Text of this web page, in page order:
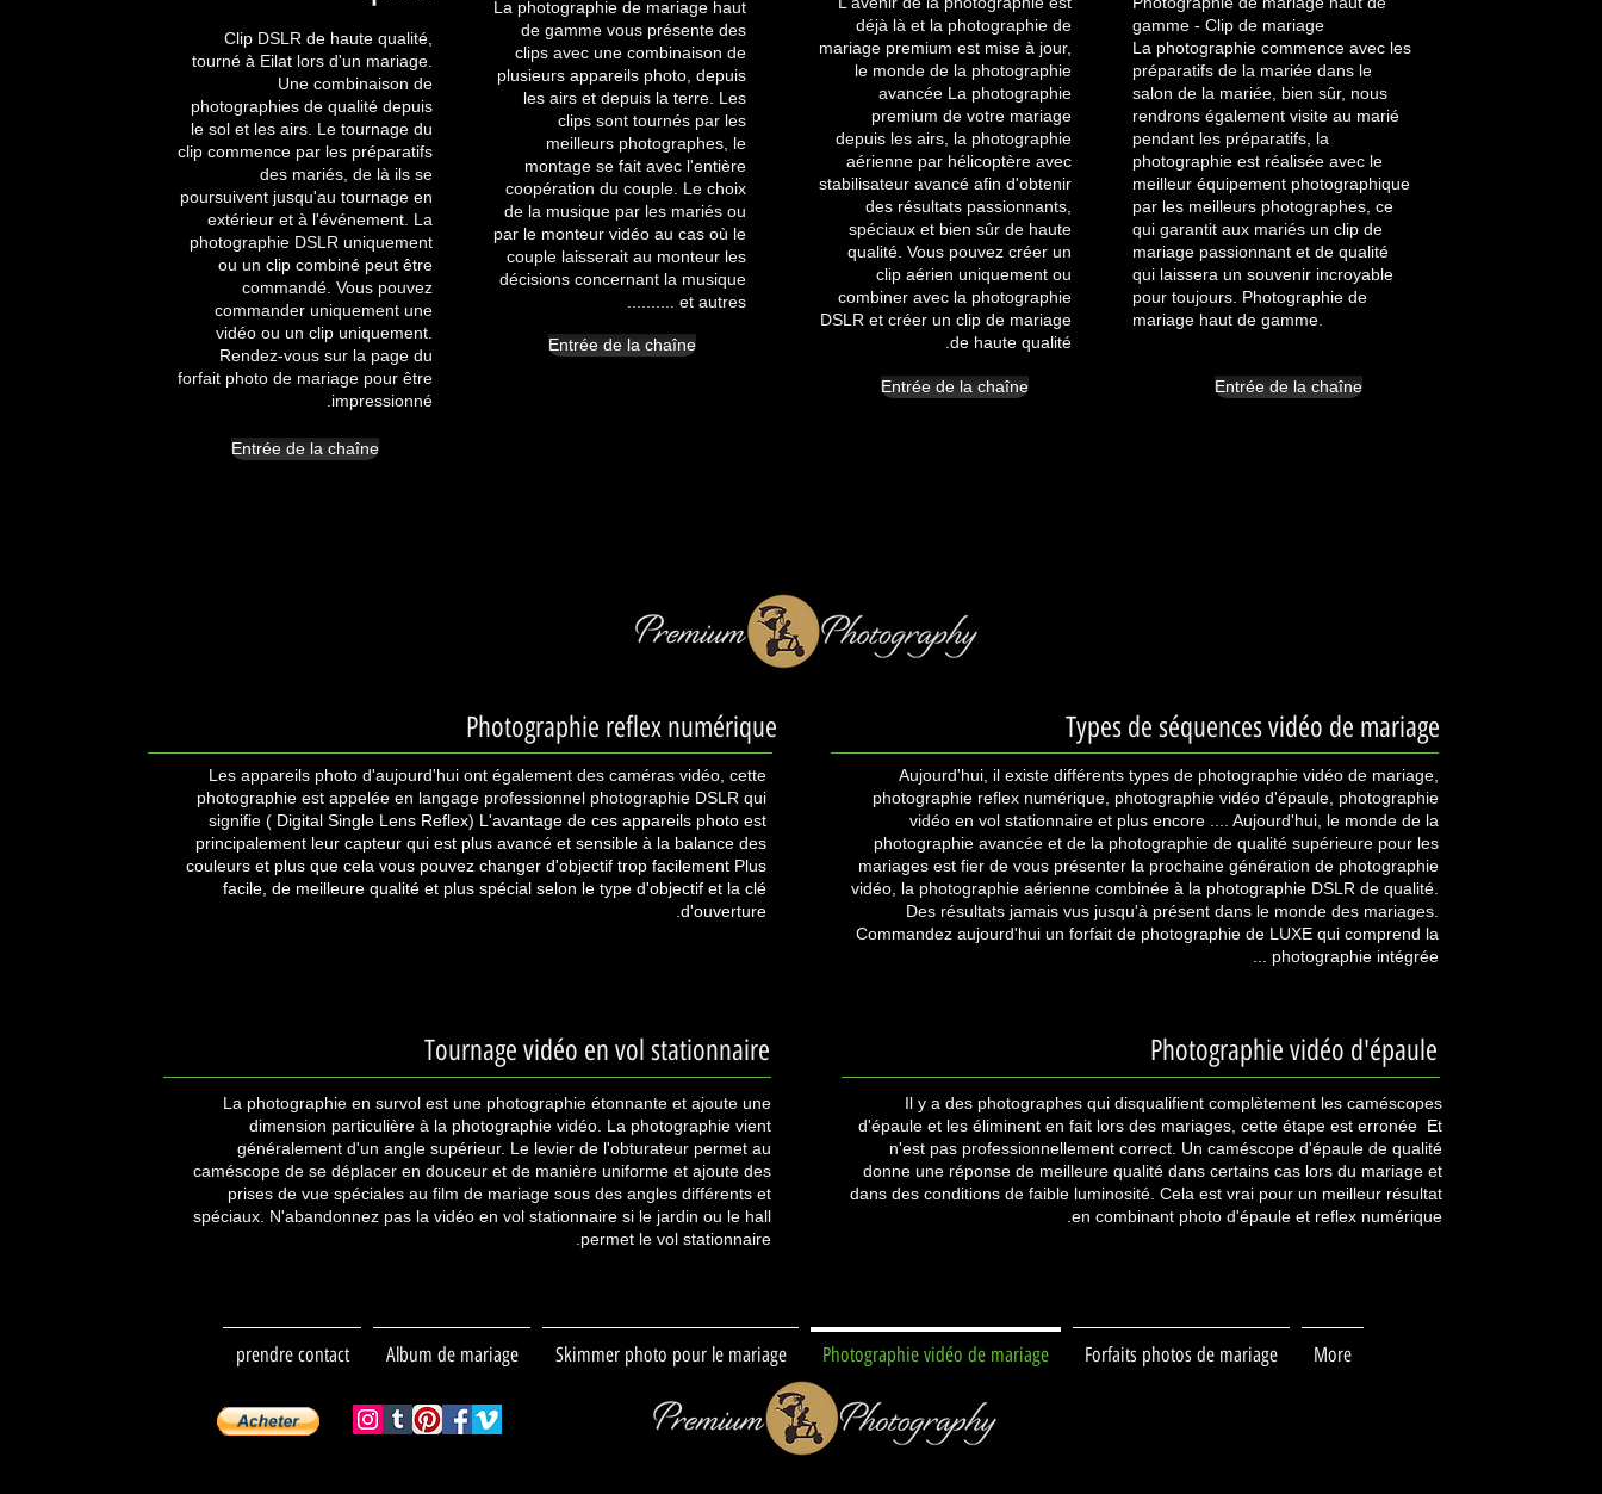
Clip DSLR de haute qualité,
tourné à Eilat lors d'un mariage.
Une combinaison de
photographies de qualité depuis
le sol et les airs. Le tournage du
clip commence par les préparatifs
des mariés, de là ils se
poursuivent jusqu'au tournage en
extérieur et à l'événement. La
photographie DSLR uniquement
ou un clip combiné peut être
commandé. Vous pouvez
commander uniquement une
vidéo ou un clip uniquement.
Rendez-vous sur la page du
forfait photo de mariage pour être
impressionné.
Entrée de la chaîne
La photographie de mariage haut
de gamme vous présente des
clips avec une combinaison de
plusieurs appareils photo, depuis
les airs et depuis la terre. Les
clips sont tournés par les
meilleurs photographes, le
montage se fait avec l'entière
coopération du couple. Le choix
de la musique par les mariés ou
par le monteur vidéo au cas où le
couple laisserait au monteur les
décisions concernant la musique
et autres ..........
Entrée de la chaîne
déjà là et la photographie de
mariage premium est mise à jour,
le monde de la photographie
avancée La photographie
premium de votre mariage
depuis les airs, la photographie
aérienne par hélicoptère avec
stabilisateur avancé afin d'obtenir
des résultats passionnants,
spéciaux et bien sûr de haute
qualité. Vous pouvez créer un
clip aérien uniquement ou
combiner avec la photographie
DSLR et créer un clip de mariage
de haute qualité.
Entrée de la chaîne
gamme - Clip de mariage
La photographie commence avec les
préparatifs de la mariée dans le
salon de la mariée, bien sûr, nous
rendrons également visite au marié
pendant les préparatifs, la
photographie est réalisée avec le
meilleur équipement photographique
par les meilleurs photographes, ce
qui garantit aux mariés un clip de
mariage passionnant et de qualité
qui laissera un souvenir incroyable
pour toujours. Photographie de
mariage haut de gamme.
Entrée de la chaîne
Photographie reflex numérique
Les appareils photo d'aujourd'hui ont également des caméras vidéo, cette
photographie est appelée en langage professionnel photographie DSLR qui
signifie ( Digital Single Lens Reflex) L'avantage de ces appareils photo est
principalement leur capteur qui est plus avancé et sensible à la balance des
couleurs et plus que cela vous pouvez changer d'objectif trop facilement Plus
facile, de meilleure qualité et plus spécial selon le type d'objectif et la clé
d'ouverture.
Types de séquences vidéo de mariage
Aujourd'hui, il existe différents types de photographie vidéo de mariage,
photographie reflex numérique, photographie vidéo d'épaule, photographie
vidéo en vol stationnaire et plus encore .... Aujourd'hui, le monde de la
photographie avancée et de la photographie de qualité supérieure pour les
mariages est fier de vous présenter la prochaine génération de photographie
vidéo, la photographie aérienne combinée à la photographie DSLR de qualité.
Des résultats jamais vus jusqu'à présent dans le monde des mariages.
Commandez aujourd'hui un forfait de photographie de LUXE qui comprend la
photographie intégrée ...
Tournage vidéo en vol stationnaire
La photographie en survol est une photographie étonnante et ajoute une
dimension particulière à la photographie vidéo. La photographie vient
généralement d'un angle supérieur. Le levier de l'obturateur permet au
caméscope de se déplacer en douceur et de manière uniforme et ajoute des
prises de vue spéciales au film de mariage sous des angles différents et
spéciaux. N'abandonnez pas la vidéo en vol stationnaire si le jardin ou le hall
permet le vol stationnaire.
Photographie vidéo d'épaule
Il y a des photographes qui disqualifient complètement les caméscopes
d'épaule et les éliminent en fait lors des mariages, cette étape est erronée Et
n'est pas professionnellement correct. Un caméscope d'épaule de qualité
donne une réponse de meilleure qualité dans certains cas lors du mariage et
dans des conditions de faible luminosité. Cela est vrai pour un meilleur résultat
en combinant photo d'épaule et reflex numérique.
prendre contact Album de mariage Skimmer photo pour le mariage Photographie vidéo de mariage Forfaits photos de mariage More